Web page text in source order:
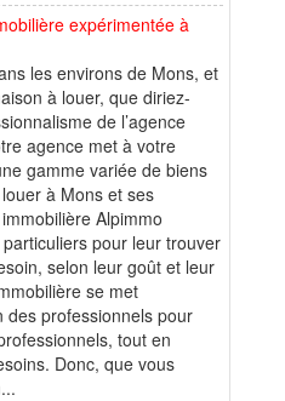
expérimentée à
les environs de Mons, et
à louer, que diriez-
de l’agence
agence met à votre
gamme variée de biens
à Mons et ses
Alpimmo
pour leur trouver
selon leur goût et leur
se met
des professionnels pour
tout en
Donc, que vous